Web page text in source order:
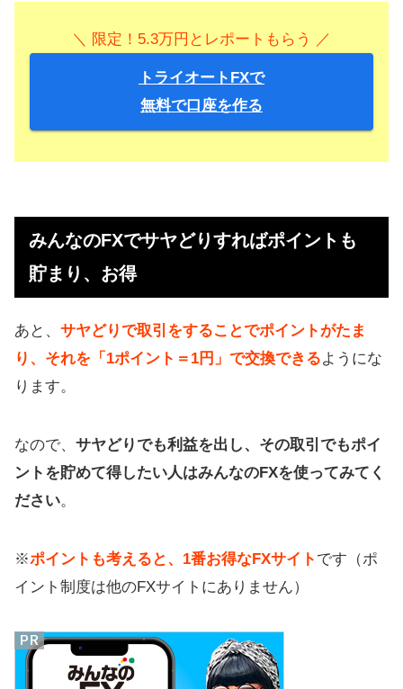
＼ 限定！5.3万円とレポートもらう ／
トライオートFXで
無料で口座を作る
みんなのFXでサヤどりすればポイントも
貯まり、お得
あと、 サヤどりで取引をすることでポイントがたま
り、それを「1ポイント＝1円」で交換できるようにな
ります。
なので、 サヤどりでも利益を出し、その取引でもポイ
ントを貯めて得したい人はみんなのFXを使ってみてく
ださい。
※ポイントも考えると、1番お得なFXサイト です（ポ
イント制度は他のFXサイトにありません）